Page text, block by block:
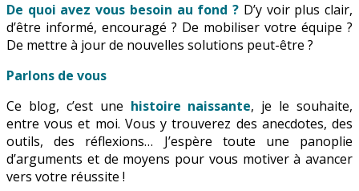
De quoi avez vous besoin au fond ? D’y voir plus clair,
d’être informé, encouragé ? De mobiliser votre équipe ?
De mettre à jour de nouvelles solutions peut-être ?
Parlons de vous
Ce blog, c’est une histoire naissante, je le souhaite,
entre vous et moi. Vous y trouverez des anecdotes, des
outils, des réflexions… J’espère toute une panoplie
d’arguments et de moyens pour vous motiver à avancer
vers votre réussite !